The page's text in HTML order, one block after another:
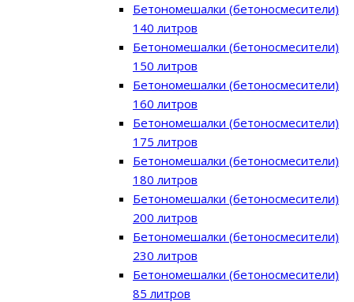
Бетономешалки (бетоносмесители)
140 литров
Бетономешалки (бетоносмесители)
150 литров
Бетономешалки (бетоносмесители)
160 литров
Бетономешалки (бетоносмесители)
175 литров
Бетономешалки (бетоносмесители)
180 литров
Бетономешалки (бетоносмесители)
200 литров
Бетономешалки (бетоносмесители)
230 литров
Бетономешалки (бетоносмесители)
85 литров